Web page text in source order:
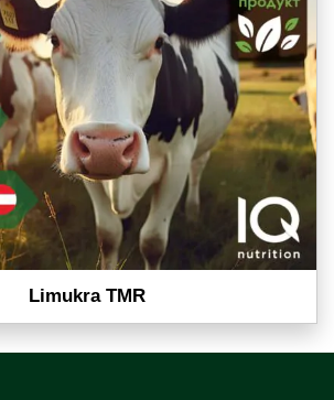
Limukra TMR